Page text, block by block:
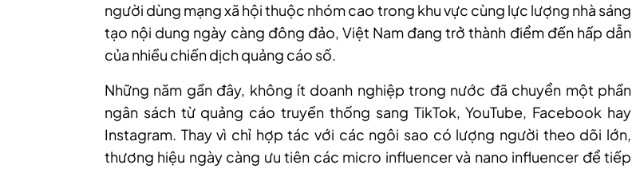
người dùng mạng xã hội thuộc nhóm cao trong khu vực cùng lực lượng nhà sáng
tạo nội dung ngày càng đông đảo, Việt Nam đang trở thành điểm đến hấp dẫn
của nhiều chiến dịch quảng cáo số.
Những năm gần đây, không ít doanh nghiệp trong nước đã chuyển một phần
ngân sách từ quảng cáo truyền thống sang TikTok, YouTube, Facebook hay
Instagram. Thay vì chỉ hợp tác với các ngôi sao có lượng người theo dõi lớn,
thương hiệu ngày càng ưu tiên các micro influencer và nano influencer để tiếp